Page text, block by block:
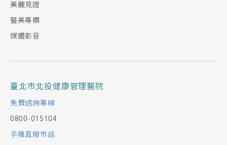
美麗見證
醫美專欄
媒體影音
臺北市北投健康管理醫院
免費諮詢專線
0800-015104
手機直撥市話